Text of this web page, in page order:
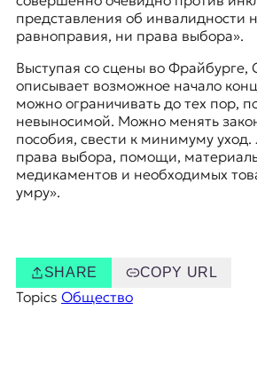
представления об инвалидности
равноправия, ни права выбора».
Выступая со сцены во Фрайбурге,
описывает возможное начало
можно ограничивать до тех пор,
невыносимой. Можно менять
пособия, свести к минимуму
права выбора, помощи,
медикаментов и необходимых
умру».
SHARE COPY URL
Topics Общество